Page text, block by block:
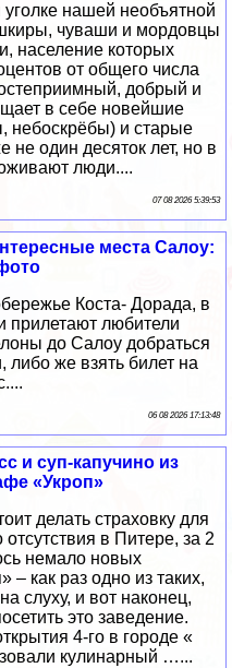
нашей необъятной
чуваши и мордовцы
население которых
от общего числа
добрый и
в себе новейшие
небоскрёбы) и старые
не один десяток лет, но в
люди....
07 08 2026 5:39:53
места Салоу:
Коста- Дорада, в
прилетают любители
до Салоу добраться
либо же взять билет на
06 08 2026 17:13:48
и суп-капучино из
«Укроп»
делать страховку для
в Питере, за 2
немало новых
как раз одно из таких,
слуху, и вот наконец,
это заведение.
4-го в городе «
кулинарный …...